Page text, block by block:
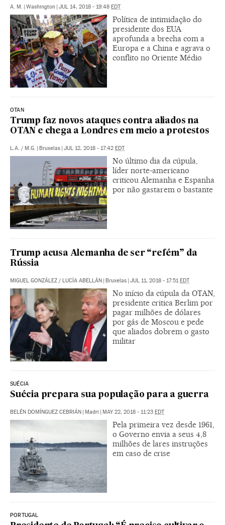
A. M. | Washington | JUL 14, 2018 - 19:48 EDT
Política de intimidação do
presidente dos EUA
aprofunda a brecha com a
Europa e a China e agrava o
conflito no Oriente Médio
OTAN
Trump faz novos ataques contra aliados na
OTAN e chega a Londres em meio a protestos
L.A. / M.G. | Bruxelas | JUL 12, 2018 - 17:42 EDT
No último dia da cúpula,
líder norte-americano
criticou Alemanha e Espanha
por não gastarem o bastante
Trump acusa Alemanha de ser “refém” da
Rússia
MIGUEL GONZÁLEZ / LUCÍA ABELLÁN | Bruxelas | JUL 11, 2018 - 17:51EDT
No início da cúpula da OTAN,
presidente critica Berlim por
pagar milhões de dólares
por gás de Moscou e pede
que aliados dobrem o gasto
militar
SUÉCIA
Suécia prepara sua população para a guerra
BELÉN DOMÍNGUEZ CEBRIÁN | Madri | MAY 22, 2018 - 11:23 EDT
Pela primeira vez desde 1961,
o Governo envia a seus 4,8
milhões de lares instruções
em caso de crise
PORTUGAL